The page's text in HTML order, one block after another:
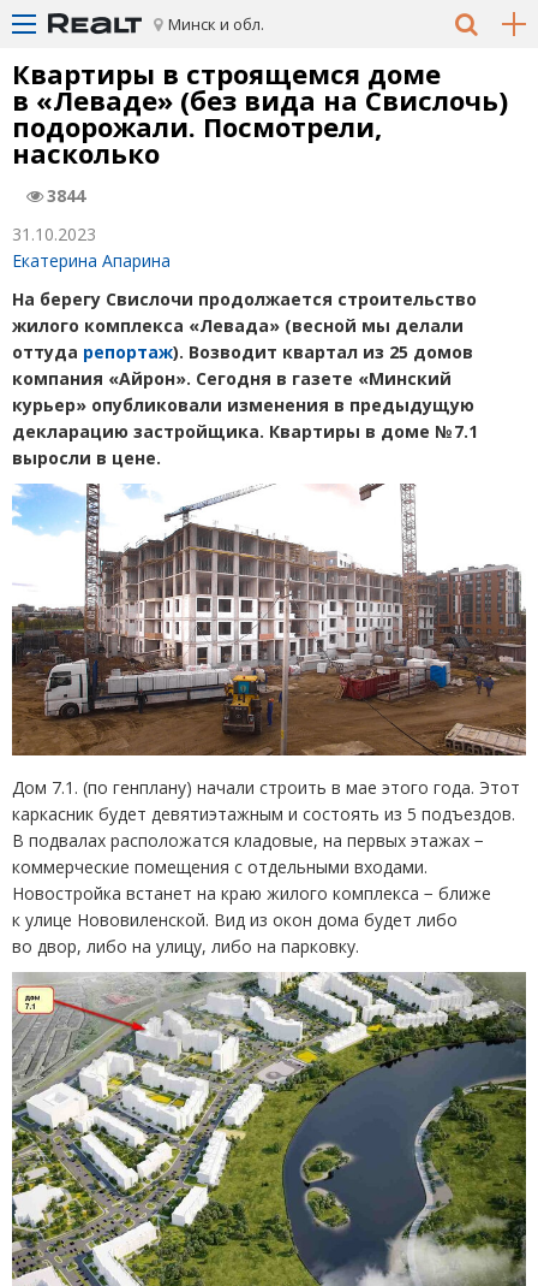
Минск и обл.
Квартиры в строящемся доме
в «Леваде» (без вида на Свислочь)
подорожали. Посмотрели,
насколько
3844
31.10.2023
Екатерина Апарина
На берегу Свислочи продолжается строительство
жилого комплекса «Левада» (весной мы делали
оттуда репортаж). Возводит квартал из 25 домов
компания «Айрон». Сегодня в газете «Минский
курьер» опубликовали изменения в предыдущую
декларацию застройщика. Квартиры в доме № 7.1
выросли в цене.
Дом 7.1. (по генплану) начали строить в мае этого года. Этот
каркасник будет девятиэтажным и состоять из 5 подъездов.
В подвалах расположатся кладовые, на первых этажах −
коммерческие помещения с отдельными входами.
Новостройка встанет на краю жилого комплекса − ближе
к улице Нововиленской. Вид из окон дома будет либо
во двор, либо на улицу, либо на парковку.